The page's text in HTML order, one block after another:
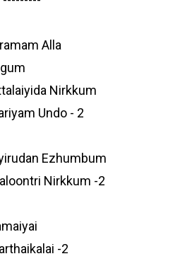
Alla
Nirkkum
Undo - 2
Ezhumbum
Nirkkum -2
-2